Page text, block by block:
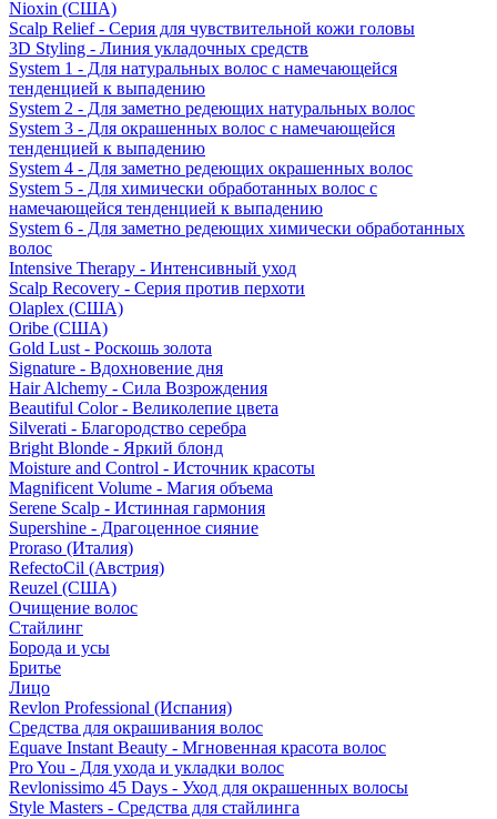
Nioxin (США)
Scalp Relief - Серия для чувствительной кожи головы
3D Styling - Линия укладочных средств
System 1 - Для натуральных волос с намечающейся
тенденцией к выпадению
System 2 - Для заметно редеющих натуральных волос
System 3 - Для окрашенных волос с намечающейся
тенденцией к выпадению
System 4 - Для заметно редеющих окрашенных волос
System 5 - Для химически обработанных волос с
намечающейся тенденцией к выпадению
System 6 - Для заметно редеющих химически обработанных
волос
Intensive Therapy - Интенсивный уход
Scalp Recovery - Серия против перхоти
Olaplex (США)
Oribe (США)
Gold Lust - Роскошь золота
Signature - Вдохновение дня
Hair Alchemy - Сила Возрождения
Beautiful Color - Великолепие цвета
Silverati - Благородство серебра
Bright Blonde - Яркий блонд
Moisture and Control - Источник красоты
Magnificent Volume - Магия объема
Serene Scalp - Истинная гармония
Supershine - Драгоценное сияние
Proraso (Италия)
RefectoCil (Австрия)
Reuzel (США)
Очищение волос
Стайлинг
Борода и усы
Бритье
Лицо
Revlon Professional (Испания)
Средства для окрашивания волос
Equave Instant Beauty - Мгновенная красота волос
Pro You - Для ухода и укладки волос
Revlonissimo 45 Days - Уход для окрашенных волосы
Style Masters - Средства для стайлинга